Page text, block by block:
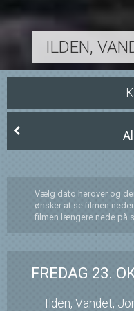
ILDEN,
Vælg dato herover og
ønsker at se filmen
filmen længere nede på
FREDAG 23.
Ilden, Vandet,